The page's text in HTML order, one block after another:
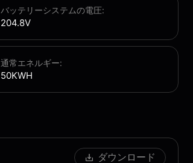
バッテリーシステムの電圧:
204.8V
通常エネルギー:
50KWH
ダウンロード